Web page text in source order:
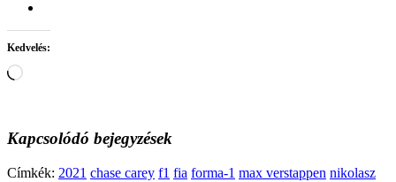
Kedvelés:
Loading…
Kapcsolódó bejegyzések
Címkék: 2021 chase carey f1 fia forma-1 max verstappen nikolasz